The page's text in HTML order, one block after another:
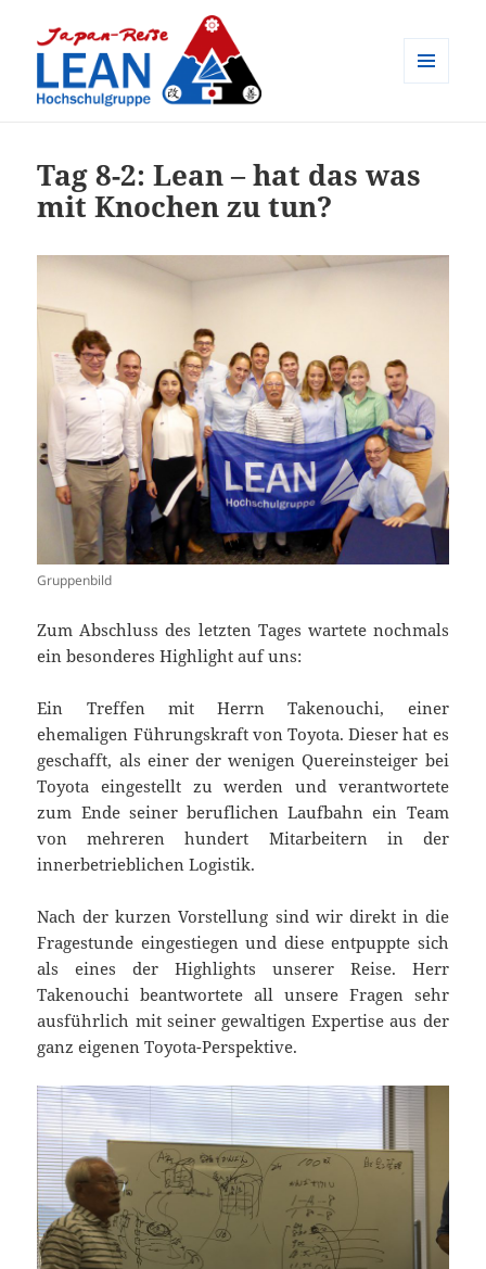
Hochschulgruppe e.V.
Tag 8-2: Lean – hat das was
mit Knochen zu tun?
Gruppenbild
Zum Abschluss des letzten Tages wartete nochmals
ein besonderes Highlight auf uns:
Ein Treffen mit Herrn Takenouchi, einer
ehemaligen Führungskraft von Toyota. Dieser hat es
geschafft, als einer der wenigen Quereinsteiger bei
Toyota eingestellt zu werden und verantwortete
zum Ende seiner beruflichen Laufbahn ein Team
von mehreren hundert Mitarbeitern in der
innerbetrieblichen Logistik.
Nach der kurzen Vorstellung sind wir direkt in die
Fragestunde eingestiegen und diese entpuppte sich
als eines der Highlights unserer Reise. Herr
Takenouchi beantwortete all unsere Fragen sehr
ausführlich mit seiner gewaltigen Expertise aus der
ganz eigenen Toyota-Perspektive.